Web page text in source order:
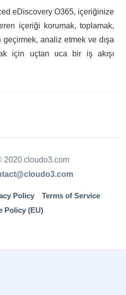
eDiscovery O365, içeriğinize
içeriği korumak, toplamak,
geçirmek, analiz etmek ve dışa
için uçtan uca bir iş akışı
2020 cloudo3.com
Policy
Terms of Service
Policy (EU)